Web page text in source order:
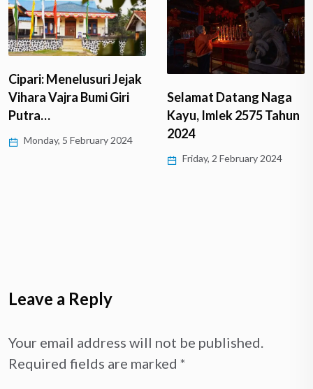
Cipari: Menelusuri Jejak
Vihara Vajra Bumi Giri
Putra…
Monday, 5 February 2024
Selamat Datang Naga
Kayu, Imlek 2575 Tahun
2024
Friday, 2 February 2024
Leave a Reply
Your email address will not be published.
Required fields are marked *